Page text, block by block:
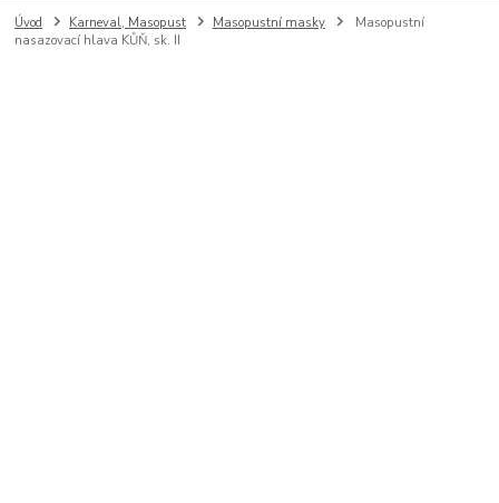
Úvod Karneval, Masopust Masopustní masky
Masopustní
nasazovací hlava KŮŇ, sk. II